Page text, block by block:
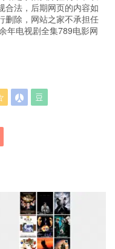
合法，后期网页的内容如
删除，网站之家不承担任
年电视剧全集789电影网
 